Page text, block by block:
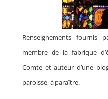
Renseignements fournis
membre de la fabrique
Comte et auteur d’une
paroisse, à paraître.